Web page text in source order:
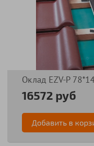
Оклад EZV-P
16572 руб
Добавить в